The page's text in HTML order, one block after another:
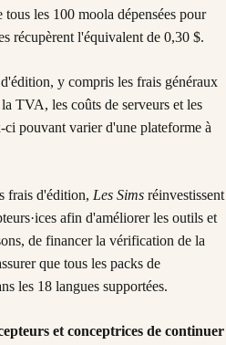
les 100 moola dépensées pour
récupèrent l'équivalent de 0,30 $.
y compris les frais généraux
TVA, les coûts de serveurs et les
pouvant varier d'une plateforme à
frais d'édition, Les Sims réinvestissent
afin d'améliorer les outils et
de financer la vérification de la
que tous les packs de
les 18 langues supportées.
et conceptrices de continuer